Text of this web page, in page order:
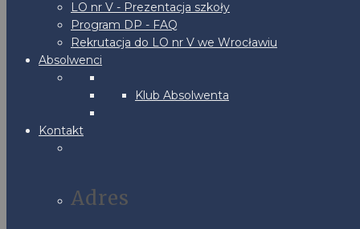
LO nr V - Prezentacja szkoły
Program DP - FAQ
Rekrutacja do LO nr V we Wrocławiu
Absolwenci
Klub Absolwenta
Kontakt
Adres